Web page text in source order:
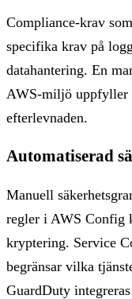
Compliance-krav som
specifika krav på
datahantering. En
AWS-miljö uppfyller
efterlevnaden.
Automatiserad
Manuell
regler i AWS Config
kryptering. Service
begränsar vilka
GuardDuty